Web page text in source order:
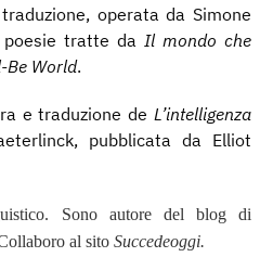
operata da Simone
tratte da Il mondo che
Be World.
e traduzione de L’intelligenza
pubblicata da Elliot
Sono autore del blog di
al sito Succedeoggi.